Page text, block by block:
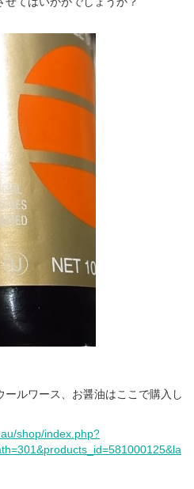
ルワース、お醤油はここで購入し
shop/index.php?